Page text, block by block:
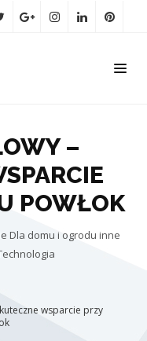
–
POWŁOK
Dla domu i ogrodu inne
wsparcie przy